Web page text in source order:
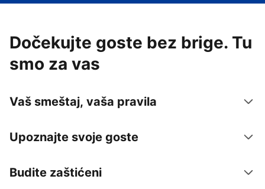
Dočekujte goste bez brige. Tu
smo za vas
Vaš smeštaj, vaša pravila
Upoznajte svoje goste
Budite zaštićeni